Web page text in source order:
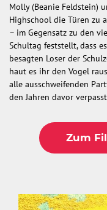
Molly (Beanie Feldstein)
Highschool die Türen zu
– im Gegensatz zu den
Schultag feststellt, dass
besagten Loser der
haut es ihr den Vogel
alle ausschweifenden
den Jahren davor
Zum